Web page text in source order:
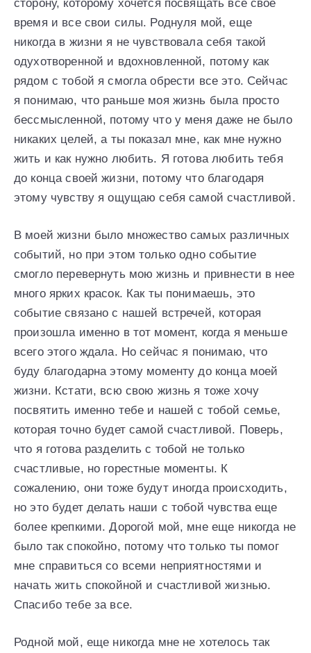
сторону, которому хочется посвящать все свое
время и все свои силы. Роднуля мой, еще
никогда в жизни я не чувствовала себя такой
одухотворенной и вдохновленной, потому как
рядом с тобой я смогла обрести все это. Сейчас
я понимаю, что раньше моя жизнь была просто
бессмысленной, потому что у меня даже не было
никаких целей, а ты показал мне, как мне нужно
жить и как нужно любить. Я готова любить тебя
до конца своей жизни, потому что благодаря
этому чувству я ощущаю себя самой счастливой.
В моей жизни было множество самых различных
событий, но при этом только одно событие
смогло перевернуть мою жизнь и привнести в нее
много ярких красок. Как ты понимаешь, это
событие связано с нашей встречей, которая
произошла именно в тот момент, когда я меньше
всего этого ждала. Но сейчас я понимаю, что
буду благодарна этому моменту до конца моей
жизни. Кстати, всю свою жизнь я тоже хочу
посвятить именно тебе и нашей с тобой семье,
которая точно будет самой счастливой. Поверь,
что я готова разделить с тобой не только
счастливые, но горестные моменты. К
сожалению, они тоже будут иногда происходить,
но это будет делать наши с тобой чувства еще
более крепкими. Дорогой мой, мне еще никогда не
было так спокойно, потому что только ты помог
мне справиться со всеми неприятностями и
начать жить спокойной и счастливой жизнью.
Спасибо тебе за все.
Родной мой, еще никогда мне не хотелось так